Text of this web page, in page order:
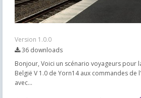
Version 1.0.0
36 downloads
Bonjour, Voici un scénario voyageurs pour
België V 1.0 de Yorn14 aux commandes de
avec...